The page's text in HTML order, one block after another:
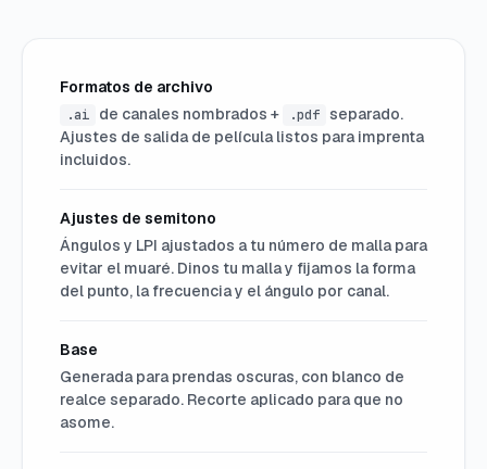
Formatos de archivo
.ai de canales nombrados + .pdf separado.
Ajustes de salida de película listos para imprenta
incluidos.
Ajustes de semitono
Ángulos y LPI ajustados a tu número de malla para
evitar el muaré. Dinos tu malla y fijamos la forma
del punto, la frecuencia y el ángulo por canal.
Base
Generada para prendas oscuras, con blanco de
realce separado. Recorte aplicado para que no
asome.